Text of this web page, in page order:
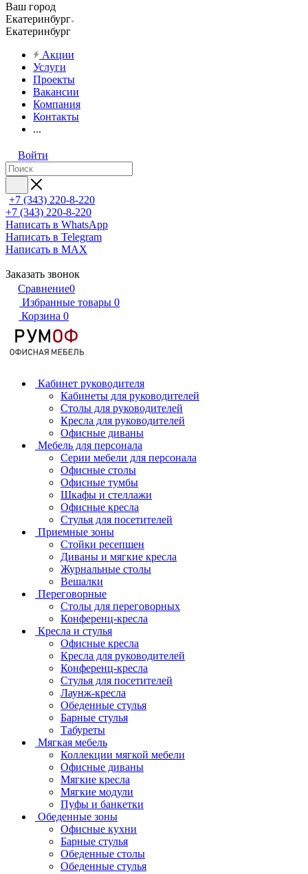
Ваш город
Екатеринбург
Екатеринбург
Акции
Услуги
Проекты
Вакансии
Компания
Контакты
...
Войти
+7 (343) 220-8-220
+7 (343) 220-8-220
Написать в WhatsApp
Написать в Telegram
Написать в MAX
Заказать звонок
Сравнение0
Избранные товары 0
Корзина 0
Кабинет руководителя
Кабинеты для руководителей
Столы для руководителей
Кресла для руководителей
Офисные диваны
Мебель для персонала
Серии мебели для персонала
Офисные столы
Офисные тумбы
Шкафы и стеллажи
Офисные кресла
Стулья для посетителей
Приемные зоны
Стойки ресепшен
Диваны и мягкие кресла
Журнальные столы
Вешалки
Переговорные
Столы для переговорных
Конференц-кресла
Кресла и стулья
Офисные кресла
Кресла для руководителей
Конференц-кресла
Стулья для посетителей
Лаунж-кресла
Обеденные стулья
Барные стулья
Табуреты
Мягкая мебель
Коллекции мягкой мебели
Офисные диваны
Мягкие кресла
Мягкие модули
Пуфы и банкетки
Обеденные зоны
Офисные кухни
Барные стулья
Обеденные столы
Обеденные стулья